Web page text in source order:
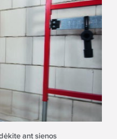
ant sienos